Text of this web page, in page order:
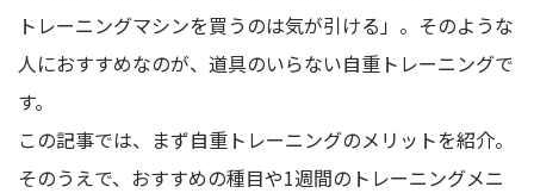
トレーニングマシンを買うのは気が引ける」。そのような
人におすすめなのが、道具のいらない自重トレーニングで
す。
この記事では、まず自重トレーニングのメリットを紹介。
そのうえで、おすすめの種目や1週間のトレーニングメニ